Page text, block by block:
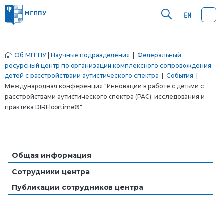
Об МГППУ Научные подразделения
Федеральный
ресурсный центр по организации комплексного сопровождения
детей с расстройствами аутистического спектра
События
Международная конференция "Инновации в работе с детьми с
расстройствами аутистического спектра (РАС): исследования и
практика DIRFloortime®"
Общая информация
Сотрудники центра
Публикации сотрудников центра